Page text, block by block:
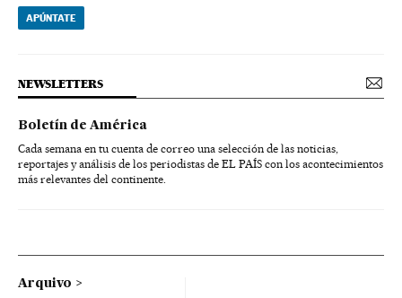
APÚNTATE
NEWSLETTERS
Boletín de América
Cada semana en tu cuenta de correo una selección de las noticias,
reportajes y análisis de los periodistas de EL PAÍS con los acontecimientos
más relevantes del continente.
Arquivo